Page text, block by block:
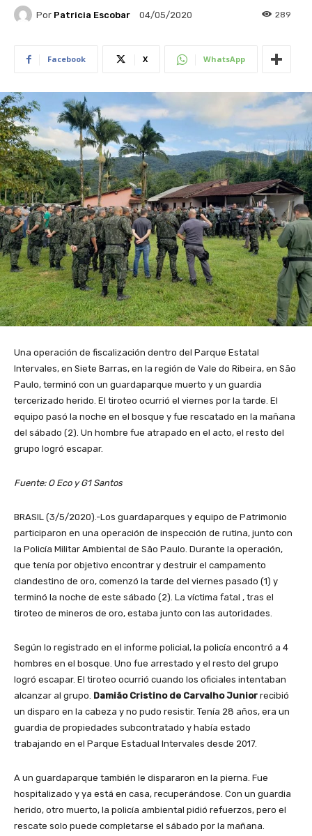
Por Patricia Escobar 04/05/2020 289
Facebook X WhatsApp
Una operación de fiscalización dentro del Parque Estatal
Intervales, en Siete Barras, en la región de Vale do Ribeira, en São
Paulo, terminó con un guardaparque muerto y un guardia
tercerizado herido. El tiroteo ocurrió el viernes por la tarde. El
equipo pasó la noche en el bosque y fue rescatado en la mañana
del sábado (2). Un hombre fue atrapado en el acto, el resto del
grupo logró escapar.
Fuente: O Eco y G1 Santos
BRASIL (3/5/2020).-Los guardaparques y equipo de Patrimonio
participaron en una operación de inspección de rutina, junto con
la Policía Militar Ambiental de São Paulo. Durante la operación,
que tenía por objetivo encontrar y destruir el campamento
clandestino de oro, comenzó la tarde del viernes pasado (1) y
terminó la noche de este sábado (2). La víctima fatal , tras el
tiroteo de mineros de oro, estaba junto con las autoridades.
Según lo registrado en el informe policial, la policía encontró a 4
hombres en el bosque. Uno fue arrestado y el resto del grupo
logró escapar. El tiroteo ocurrió cuando los oficiales intentaban
alcanzar al grupo. Damião Cristino de Carvalho Junior recibió
un disparo en la cabeza y no pudo resistir. Tenía 28 años, era un
guardia de propiedades subcontratado y había estado
trabajando en el Parque Estadual Intervales desde 2017.
A un guardaparque también le dispararon en la pierna. Fue
hospitalizado y ya está en casa, recuperándose. Con un guardia
herido, otro muerto, la policía ambiental pidió refuerzos, pero el
rescate solo puede completarse el sábado por la mañana.